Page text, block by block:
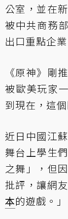
公室，並在
被中共商務
出口重點企業
《原神》剛
被歐美玩家
到現在，這
近日中國江
舞台上學生
之舞」，但
批評，讓網
本的遊戲。」